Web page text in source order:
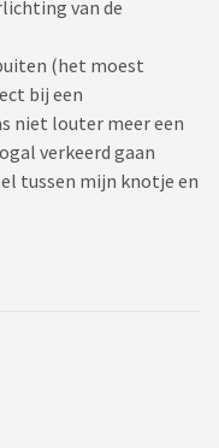
van de
(het moest
bij een
niet louter meer een
verkeerd gaan
tussen mijn knotje en